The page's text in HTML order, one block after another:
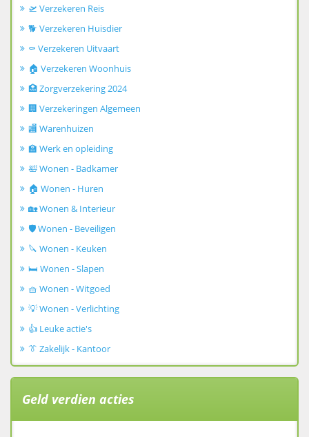
🛫 Verzekeren Reis
🐕 Verzekeren Huisdier
⚰️ Verzekeren Uitvaart
🏠 Verzekeren Woonhuis
🏥 Zorgverzekering 2024
🏢 Verzekeringen Algemeen
🏬 Warenhuizen
🏫 Werk en opleiding
🛀 Wonen - Badkamer
🏠 Wonen - Huren
🏡 Wonen & Interieur
🛡️ Wonen - Beveiligen
🔪 Wonen - Keuken
🛏️ Wonen - Slapen
🧺 Wonen - Witgoed
💡 Wonen - Verlichting
👍 Leuke actie's
👔 Zakelijk - Kantoor
Geld verdien acties